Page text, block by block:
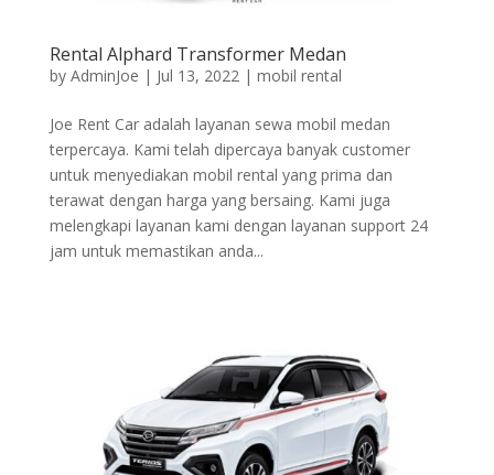
Rental Alphard Transformer Medan
by AdminJoe | Jul 13, 2022| mobil rental
Joe Rent Car adalah layanan sewa mobil medan
terpercaya. Kami telah dipercaya banyak customer
untuk menyediakan mobil rental yang prima dan
terawat dengan harga yang bersaing. Kami juga
melengkapi layanan kami dengan layanan support 24
jam untuk memastikan anda...